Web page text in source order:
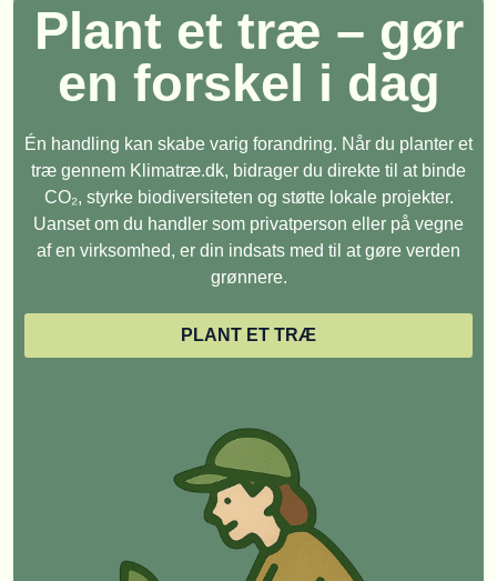
Plant et træ – gør
en forskel i dag
Én handling kan skabe varig forandring. Når du planter et
træ gennem Klimatræ.dk, bidrager du direkte til at binde
CO₂, styrke biodiversiteten og støtte lokale projekter.
Uanset om du handler som privatperson eller på vegne
af en virksomhed, er din indsats med til at gøre verden
grønnere.
PLANT ET TRÆ